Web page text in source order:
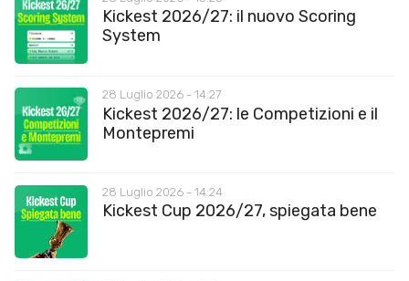
Kickest 2026/27: il nuovo Scoring
System
28 Luglio 2026 - 14:27
Kickest 2026/27: le Competizioni e il
Montepremi
28 Luglio 2026 - 14:24
Kickest Cup 2026/27, spiegata bene